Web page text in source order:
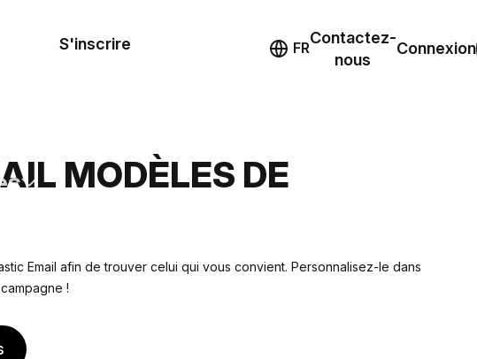
S'inscrire FR
Contactez-
nous
Connexion
MODÈLES DE
Email afin de trouver celui qui vous convient. Personnalisez-le dans
!